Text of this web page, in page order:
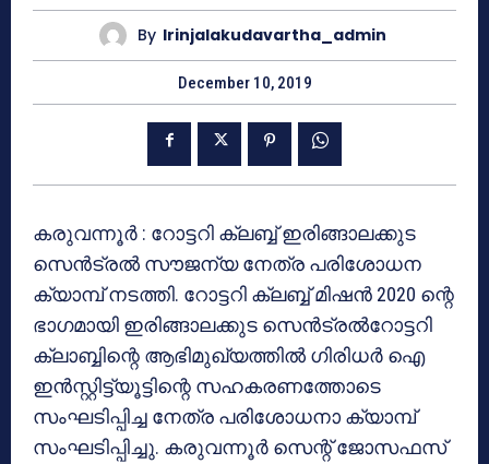
By Irinjalakudavartha_admin
December 10, 2019
കരുവന്നൂര്‍ : റോട്ടറി ക്ലബ്ബ് ഇരിങ്ങാലക്കുട
സെന്‍ട്രല്‍ സൗജന്യ നേത്ര പരിശോധന
ക്യാമ്പ് നടത്തി. റോട്ടറി ക്ലബ്ബ് മിഷന്‍ 2020 ന്റെ
ഭാഗമായി ഇരിങ്ങാലക്കുട സെന്‍ട്രല്‍റോട്ടറി
ക്ലാബ്ബിന്റെ ആഭിമുഖ്യത്തില്‍ ഗിരിധര്‍ ഐ
ഇന്‍സ്റ്റിട്ട്യൂട്ടിന്റെ സഹകരണത്തോടെ
സംഘടിപ്പിച്ച നേത്ര പരിശോധനാ ക്യാമ്പ്
സംഘടിപ്പിച്ചു. കരുവന്നൂര്‍ സെന്റ് ജോസഫസ്